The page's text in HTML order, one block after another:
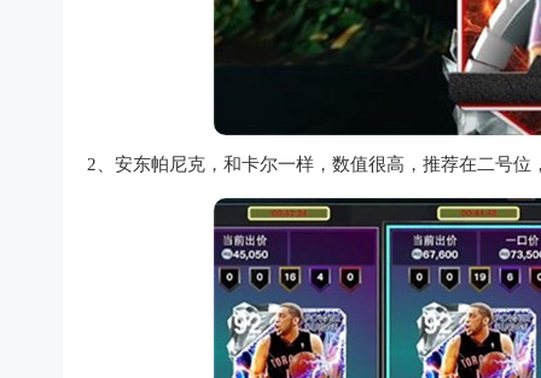
2、安东帕尼克，和卡尔一样，数值很高，推荐在二号位